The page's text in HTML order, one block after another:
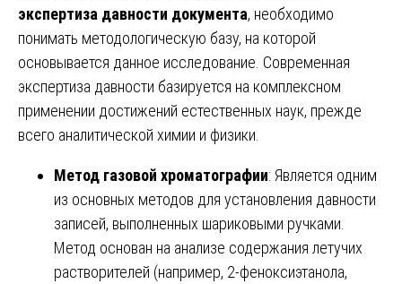
экспертиза давности документа, необходимо
понимать методологическую базу, на которой
основывается данное исследование. Современная
экспертиза давности базируется на комплексном
применении достижений естественных наук, прежде
всего аналитической химии и физики.
Метод газовой хроматографии: Является одним
из основных методов для установления давности
записей, выполненных шариковыми ручками.
Метод основан на анализе содержания летучих
растворителей (например, 2-феноксиэтанола,